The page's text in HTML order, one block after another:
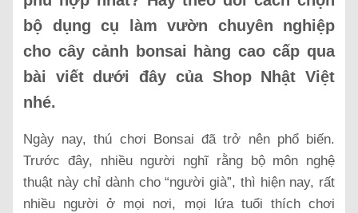
bộ dụng cụ làm vườn chuyên nghiệp
cho cây cảnh bonsai hàng cao cấp qua
bài viết dưới đây của Shop Nhật Việt
nhé.
Ngày nay, thú chơi Bonsai đã trở nên phổ biến.
Trước đây, nhiều người nghĩ rằng bộ môn nghệ
thuật này chỉ dành cho “người già”, thì hiện nay, rất
nhiều người ở mọi nơi, mọi lứa tuổi thích chơi